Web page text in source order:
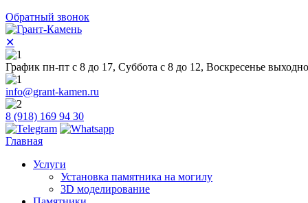
Обратный звонок
✕
График пн-пт с 8 до 17, Суббота с 8 до 12, Воскресенье
info@grant-kamen.ru
8 (918) 169 94 30
Главная
Услуги
Установка памятника на могилу
3D моделирование